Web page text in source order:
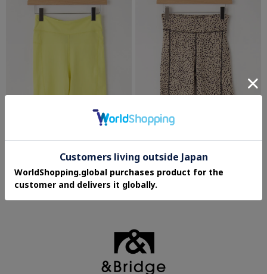
VOLCOM（ボルコム） LIVED IN BIKE
70%OFF
VOLCOM（ボルコム） LIL BIKE
¥1,485
70%OFF